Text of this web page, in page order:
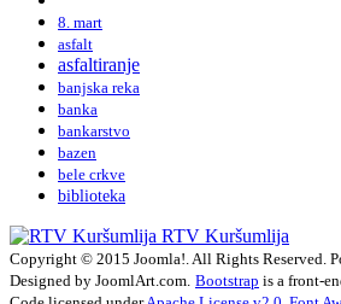
8. mart
asfalt
asfaltiranje
banjska reka
banka
bankarstvo
bazen
bele crkve
biblioteka
RTV Kuršumlija
Copyright © 2015 Joomla!. All Rights Reserved.
Designed by JoomlArt.com. Bootstrap is a front-